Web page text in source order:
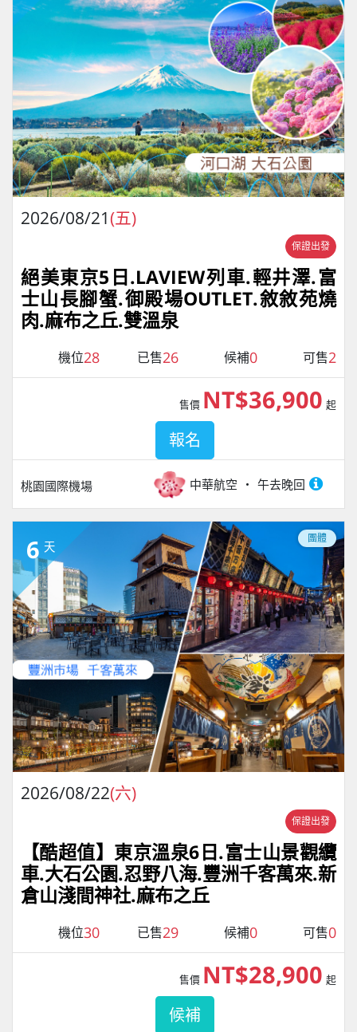
2026/08/21(五)
保證出發
絕美東京5日.LAVIEW列車.輕井澤.富
士山長腳蟹.御殿場OUTLET.敘敘苑燒
肉.麻布之丘.雙溫泉
機位28 已售26 候補0 可售2
桃園國際機場 中華航空 午去晚回
售價 NT$36,900 起
報名
6 天
團體
2026/08/22(六)
保證出發
【酷超值】東京溫泉6日.富士山景觀纜
車.大石公園.忍野八海.豐洲千客萬來.新
倉山淺間神社.麻布之丘
機位30 已售29 候補0 可售0
售價 NT$28,900 起
候補